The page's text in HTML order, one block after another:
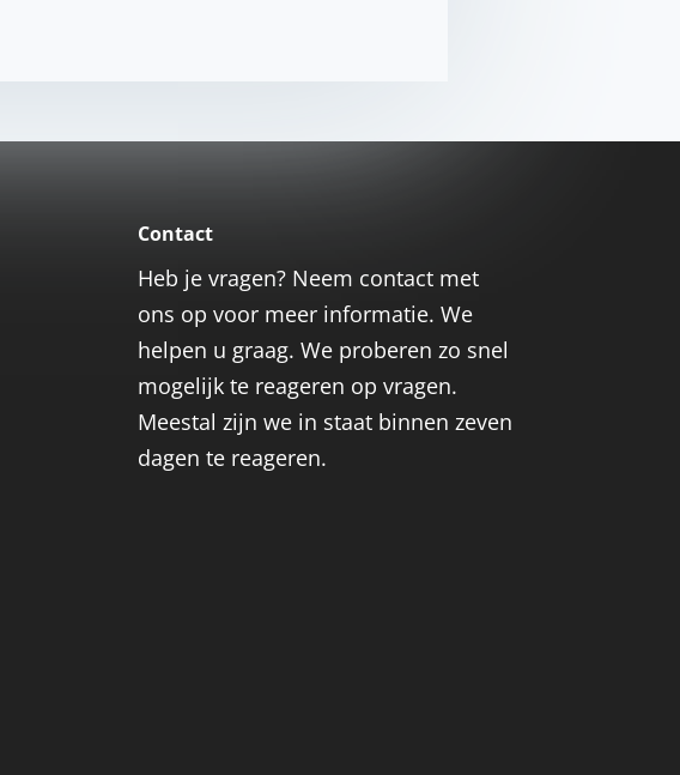
Contact
Heb je vragen? Neem contact met
ons op voor meer informatie. We
helpen u graag. We proberen zo snel
mogelijk te reageren op vragen.
Meestal zijn we in staat binnen zeven
dagen te reageren.